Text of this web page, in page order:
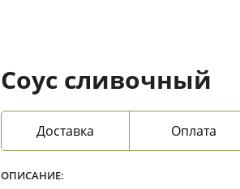
Соус сливочный
Доставка Оплата
ОПИСАНИЕ: